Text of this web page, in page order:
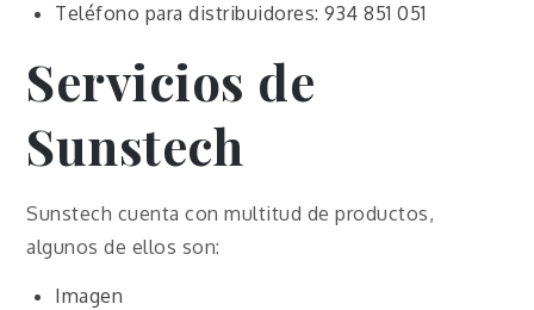
Teléfono para distribuidores: 934 851 051
Servicios de
Sunstech
Sunstech cuenta con multitud de productos,
algunos de ellos son:
Imagen